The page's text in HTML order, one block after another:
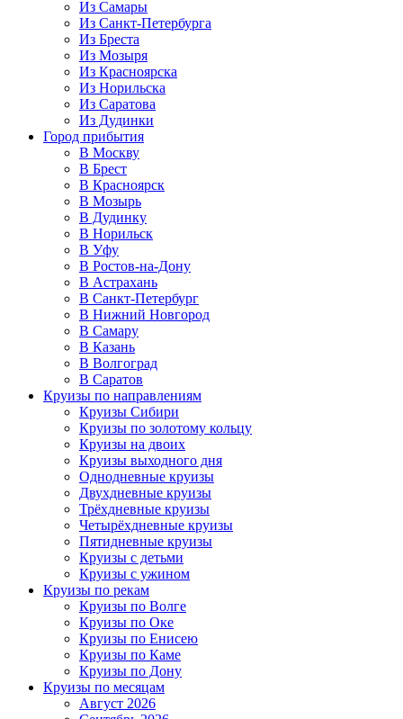
Из Самары
Из Санкт-Петербурга
Из Бреста
Из Мозыря
Из Красноярска
Из Норильска
Из Саратова
Из Дудинки
Город прибытия
В Москву
В Брест
В Красноярск
В Мозырь
В Дудинку
В Норильск
В Уфу
В Ростов-на-Дону
В Астрахань
В Санкт-Петербург
В Нижний Новгород
В Самару
В Казань
В Волгоград
В Саратов
Круизы по направлениям
Круизы Сибири
Круизы по золотому кольцу
Круизы на двоих
Круизы выходного дня
Однодневные круизы
Двухдневные круизы
Трёхдневные круизы
Четырёхдневные круизы
Пятидневные круизы
Круизы с детьми
Круизы с ужином
Круизы по рекам
Круизы по Волге
Круизы по Оке
Круизы по Енисею
Круизы по Каме
Круизы по Дону
Круизы по месяцам
Август 2026